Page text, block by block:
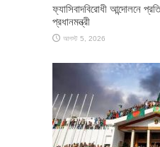
ফ্যাসিবাদবিরোধী আন্দোলনে
প্রধানমন্ত্রী
আগস্ট 5, 2026